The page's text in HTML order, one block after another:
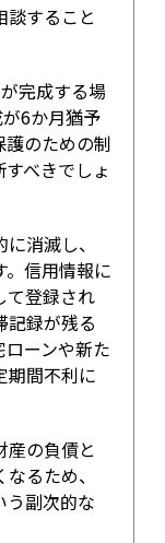
談すること
完成する場
6か月猶予
護のための制
べきでしょ
消滅し、
信用情報に
て登録され
記録が残る
ーンや新た
期間不利に
産の負債と
るため、
う副次的な